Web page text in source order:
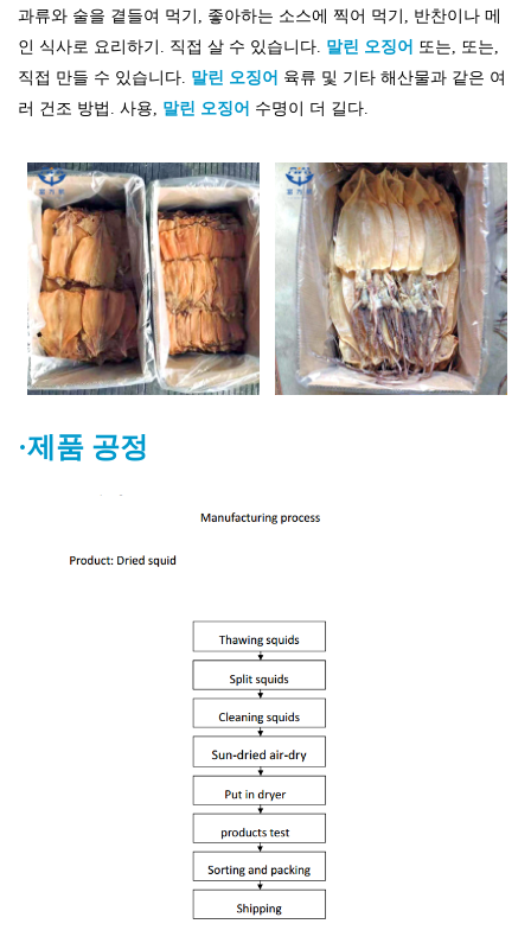
과류와 술을 곁들여 먹기, 좋아하는 소스에 찍어 먹기, 반찬이나 메
인 식사로 요리하기. 직접 살 수 있습니다. 말린 오징어 또는, 또는,
직접 만들 수 있습니다. 말린 오징어 육류 및 기타 해산물과 같은 여
러 건조 방법. 사용, 말린 오징어 수명이 더 길다.
·제품 공정